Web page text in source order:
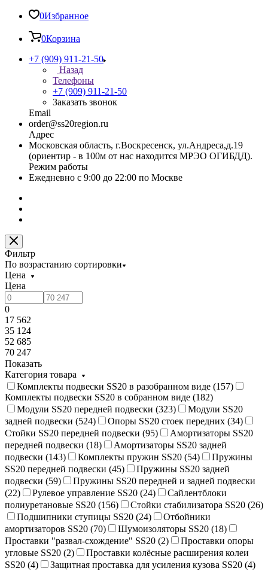
0Избранное
0Корзина
+7 (909) 911-21-50
Назад
Телефоны
+7 (909) 911-21-50
Заказать звонок
Email
order@ss20region.ru
Адрес
Московская область, г.Воскресенск, ул.Андреса,д.19
(ориентир - в 100м от нас находится МРЭО ОГИБДД).
Режим работы
Ежедневно с 9:00 до 22:00 по Москве
Фильтр
По возрастанию сортировки
Цена
Цена
0
17 562
35 124
52 685
70 247
Показать
Категория товара
Комплекты подвески SS20 в разобранном виде (157)
Комплекты подвески SS20 в собранном виде (182)
Модули SS20 передней подвески (323)
Модули SS20
задней подвески (524) Опоры SS20 стоек передних (34)
Стойки SS20 передней подвески (95)
Амортизаторы SS20
передней подвески (18)
Амортизаторы SS20 задней
подвески (143) Комплекты пружин SS20 (54)
Пружины
SS20 передней подвески (45)
Пружины SS20 задней
подвески (59)
Пружины SS20 передней и задней подвески
(22) Рулевое управление SS20 (24)
Сайлентблоки
полиуретановые SS20 (156) Стойки стабилизатора SS20 (26)
Подшипники ступицы SS20 (24)
Отбойники
амортизаторов SS20 (70) Шумоизоляторы SS20 (18)
Проставки "развал-схождение" SS20 (2)
Проставки опоры
угловые SS20 (2)
Проставки колёсные расширения колеи
SS20 (4) Защитная проставка для усиления кузова SS20 (4)